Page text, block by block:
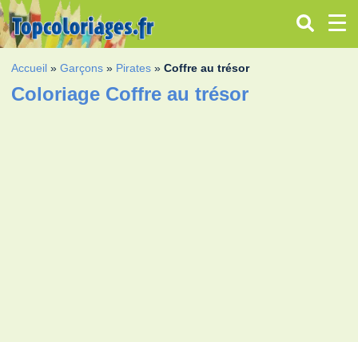
Accueil »Garçons » Pirates »Coffre au trésor
Coloriage Coffre au trésor